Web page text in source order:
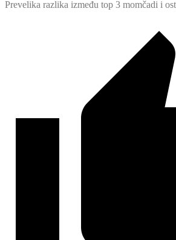
Prevelika razlika između top 3 momčadi i